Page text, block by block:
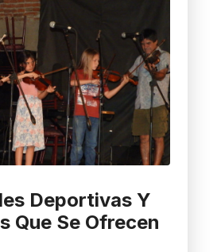
Deportivas Y
Que Se Ofrecen